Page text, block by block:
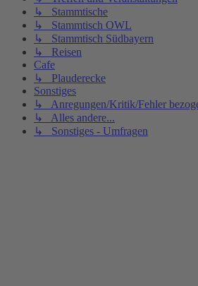
↳ Stammtische
↳ Stammtisch OWL
↳ Stammtisch Südbayern
↳ Reisen
Cafe
↳ Plauderecke
Sonstiges
↳ Anregungen/Kritik/Fehler
↳ Alles andere...
↳ Sonstiges - Umfragen